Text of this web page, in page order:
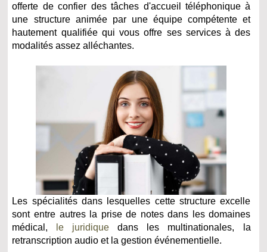
offerte de confier des tâches d'accueil téléphonique à
une structure animée par une équipe compétente et
hautement qualifiée qui vous offre ses services à des
modalités assez alléchantes.
Les spécialités dans lesquelles cette structure excelle
sont entre autres la prise de notes dans les domaines
médical,
le juridique dans les multinationales, la
retranscription audio et la gestion événementielle.